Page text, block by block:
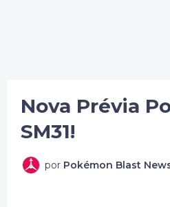
Nova Prévia
SM31!
por Pokémon Blast